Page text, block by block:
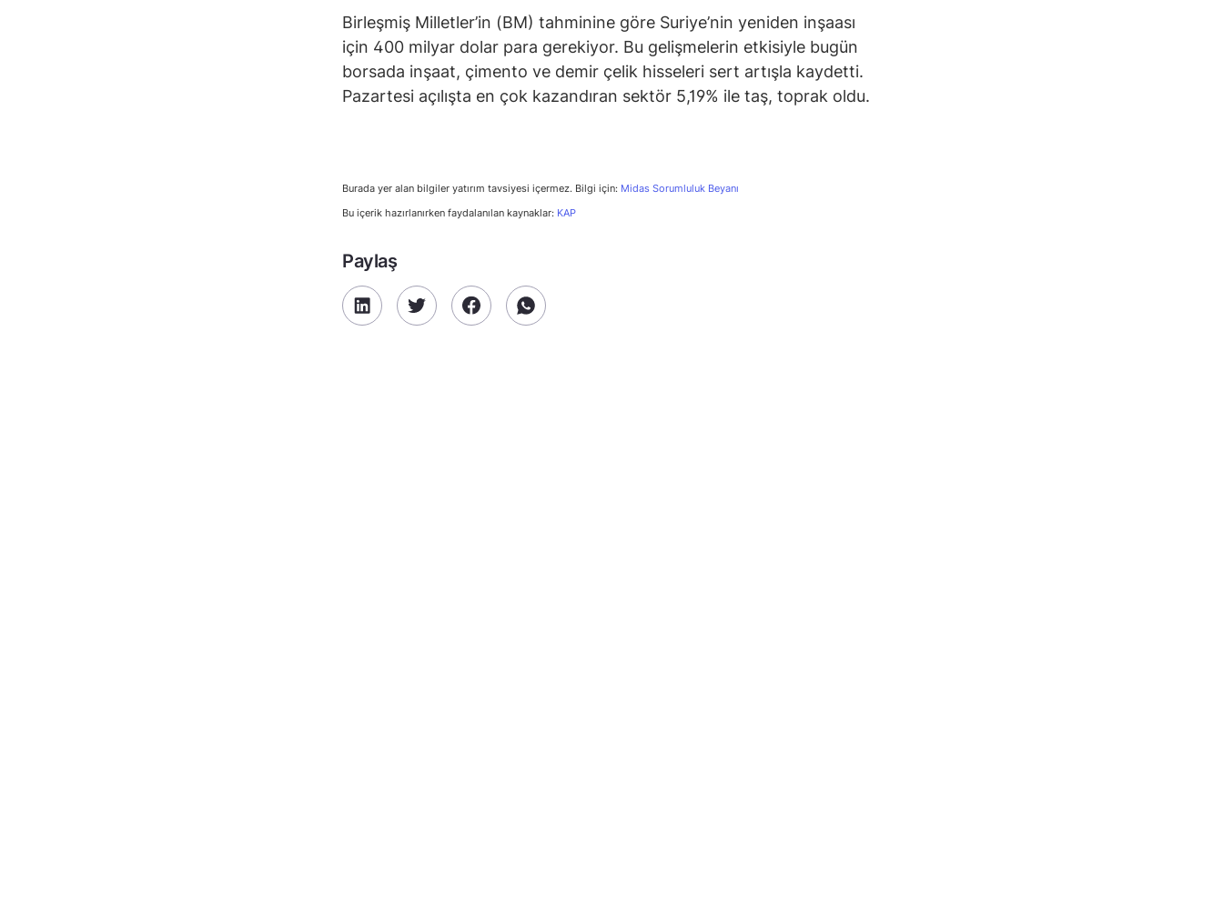
Birleşmiş Milletler’in (BM) tahminine göre Suriye’nin yeniden inşaası
için 400 milyar dolar para gerekiyor. Bu gelişmelerin etkisiyle bugün
borsada inşaat, çimento ve demir çelik hisseleri sert artışla kaydetti.
Pazartesi açılışta en çok kazandıran sektör 5,19% ile taş, toprak oldu.
Burada yer alan bilgiler yatırım tavsiyesi içermez. Bilgi için: Midas Sorumluluk Beyanı
Bu içerik hazırlanırken faydalanılan kaynaklar: KAP
Paylaş